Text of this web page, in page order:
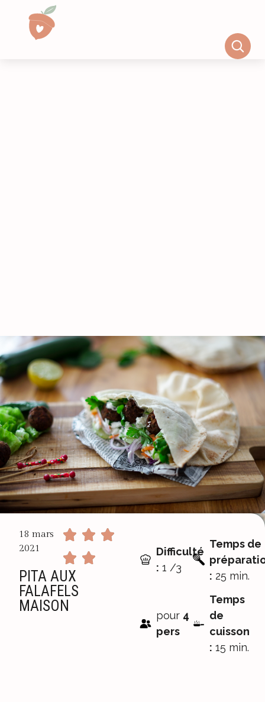
18 mars
2021
PITA AUX
FALAFELS
MAISON
Difficulté
: 1 /3
Temps de
: 25 min.
pour 4
pers
Temps
de
cuisson
: 15 min.